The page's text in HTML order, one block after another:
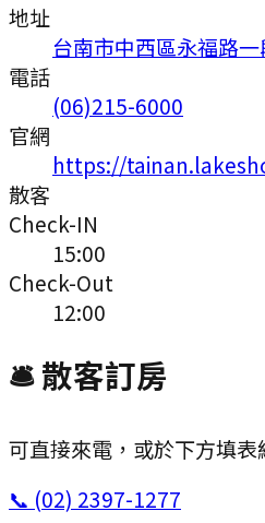
地址
台南市中西區永福路
電話
(06)215-6000
官網
https://
散客
Check-IN
15:00
Check-Out
12:00
🛎 散客訂房
可直接來電，或於下方填表
📞 (02) 2397-1277